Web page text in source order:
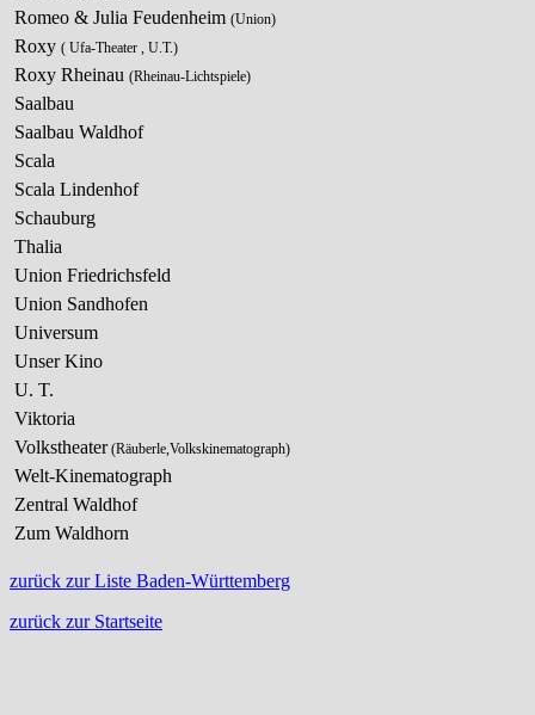
Romeo & Julia Feudenheim (Union)
Roxy ( Ufa-Theater , U.T.)
Roxy Rheinau (Rheinau-Lichtspiele)
Saalbau
Saalbau Waldhof
Scala
Scala Lindenhof
Schauburg
Thalia
Union Friedrichsfeld
Union Sandhofen
Universum
Unser Kino
U. T.
Viktoria
Volkstheater (Räuberle,Volkskinematograph)
Welt-Kinematograph
Zentral Waldhof
Zum
zurück zur Liste Baden-Württemberg
zurück zur Startseite